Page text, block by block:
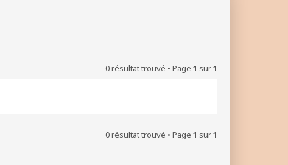
0 résultat trouvé • Page 1 sur1
0 résultat trouvé • Page 1 sur1